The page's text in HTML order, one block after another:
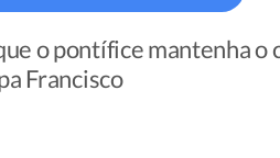
o pontífice mantenha o
Francisco